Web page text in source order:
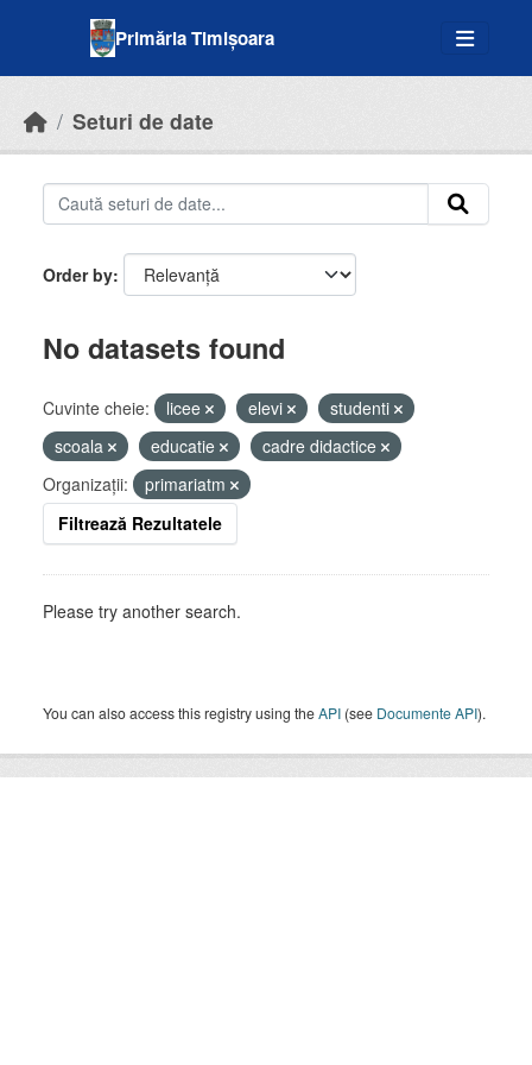
Primăria Timișoara
Seturi de date
Order by
No datasets found
Cuvinte cheie: licee elevi
studenti
scoala
educatie
cadre didactice
Organizații:
primariatm
Filtrează Rezultatele
Please try another search.
You can also access this registry using theAPI (see Documente API).